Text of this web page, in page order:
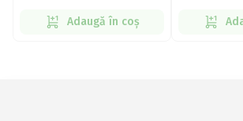
Adaugă în coș